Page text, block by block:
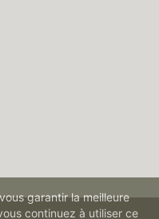
garantir la meilleure
continuez à utiliser ce